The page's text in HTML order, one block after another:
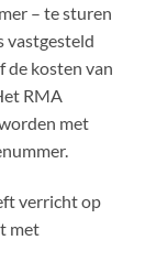
– te sturen
vastgesteld
de kosten van
RMA
met
verricht op
met